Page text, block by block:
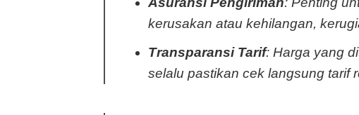
kerusakan atau kehilangan,
Transparansi Tarif: Harga yang
selalu pastikan cek langsung tarif